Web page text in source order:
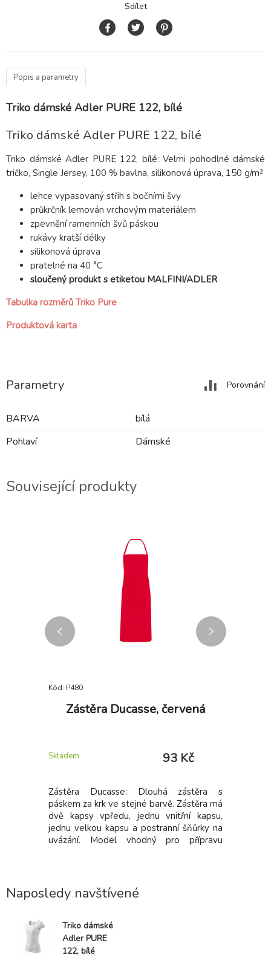
Sdílet
Popis a parametry
Triko dámské Adler PURE 122, bílé
Triko dámské Adler PURE 122, bílé
Triko dámské Adler PURE 122, bílé: Velmi pohodlné dámské
tričko, Single Jersey, 100 % bavlna, silikonová úprava, 150 g/m²
lehce vypasovaný střih s bočními švy
průkrčník lemován vrchovým materiálem
zpevnění ramenních švů páskou
rukávy kratší délky
silikonová úprava
pratelné na 40 °C
sloučený produkt s etiketou MALFINI/ADLER
Tabulka rozměrů Triko Pure
Produktová karta
Parametry Porovnání
BARVA
bílá
Pohlaví
Dámské
Související produkty
pot
Kód: P480
Zástěra Ducasse, červená
Skladem 93 Kč
Zástěra Ducasse: Dlouhá zástěra s
páskem za krk ve stejné barvě. Zástěra má
dvě kapsy vpředu, jednu vnitřní kapsu,
jednu velkou kapsu a postranní šňůrky na
uvázání. Model vhodný pro přípravu
Naposledy navštívené
Triko dámské
Adler PURE
122, bílé